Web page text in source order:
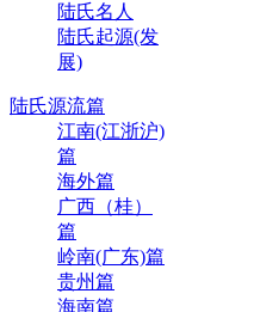
陆氏名人
陆氏起源(发
展)
陆氏源流篇
江南(江浙沪)
篇
海外篇
广西（桂）
篇
岭南(广东)篇
贵州篇
海南篇